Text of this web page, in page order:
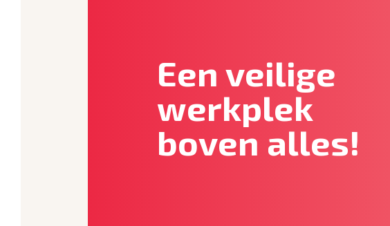
Een veilige
werkplek
boven alles!